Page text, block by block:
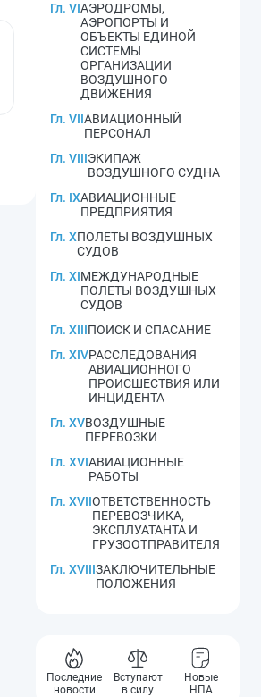
Гл. VIАЭРОДРОМЫ,
АЭРОПОРТЫ И
ОБЪЕКТЫ ЕДИНОЙ
СИСТЕМЫ
ОРГАНИЗАЦИИ
ВОЗДУШНОГО
ДВИЖЕНИЯ
Гл. VIIАВИАЦИОННЫЙ
ПЕРСОНАЛ
Гл. VIIIЭКИПАЖ
ВОЗДУШНОГО СУДНА
Гл. IXАВИАЦИОННЫЕ
ПРЕДПРИЯТИЯ
Гл. XПОЛЕТЫ ВОЗДУШНЫХ
СУДОВ
Гл. XIМЕЖДУНАРОДНЫЕ
ПОЛЕТЫ ВОЗДУШНЫХ
СУДОВ
Гл. XIIIПОИСК И СПАСАНИЕ
Гл. XIVРАССЛЕДОВАНИЯ
АВИАЦИОННОГО
ПРОИСШЕСТВИЯ ИЛИ
ИНЦИДЕНТА
Гл. XVВОЗДУШНЫЕ
ПЕРЕВОЗКИ
Гл. XVIАВИАЦИОННЫЕ
РАБОТЫ
Гл. XVIIОТВЕТСТВЕННОСТЬ
ПЕРЕВОЗЧИКА,
ЭКСПЛУАТАНТА И
ГРУЗООТПРАВИТЕЛЯ
Гл. XVIIIЗАКЛЮЧИТЕЛЬНЫЕ
ПОЛОЖЕНИЯ
Последние
новости
Вступают
в силу
Новые
НПА